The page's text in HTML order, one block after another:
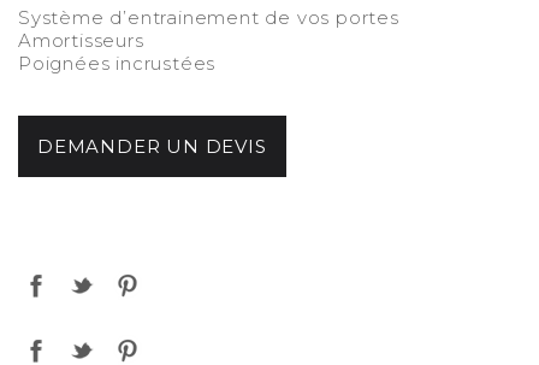
Système d’entrainement de vos portes
Amortisseurs
Poignées incrustées
DEMANDER UN DEVIS